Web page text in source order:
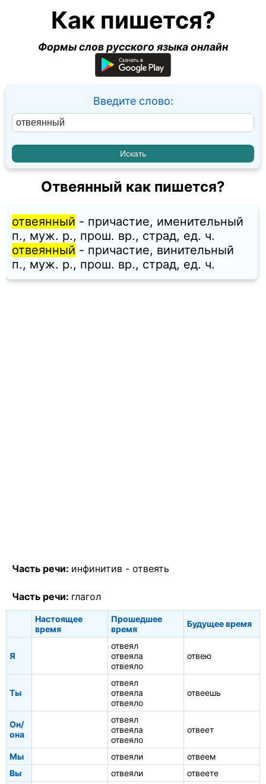
Как пишется?
Формы слов русского языка онлайн
Введите слово:
Отвеянный как пишется?
отвеянный - причастие, именительный
п., муж. p., прош. вр., страд, ед. ч.
отвеянный - причастие, винительный
п., муж. p., прош. вр., страд, ед. ч.
Часть речи: инфинитив - отвеять
Часть речи: глагол
Настоящее
время
Прошедшее
время
Будущее время
Я
отвеял
отвеяла
отвеяло
отвею
Ты
отвеял
отвеяла
отвеяло
отвеешь
Он/
она
отвеял
отвеяла
отвеяло
отвеет
Мы отвеяли
отвеем
Вы
отвеяли
отвеете